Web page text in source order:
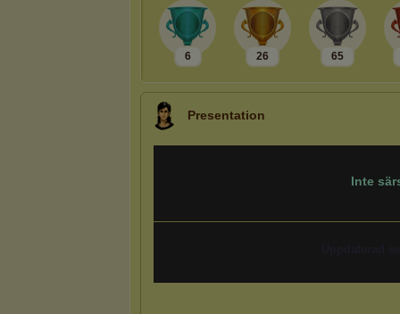
6 26 65
Presentation